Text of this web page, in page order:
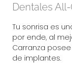
Dentales
Tu sonrisa es
por ende, al
Carranza
de implantes.